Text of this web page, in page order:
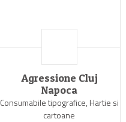
Agressione Cluj
Napoca
Consumabile tipografice, Hartie si
cartoane